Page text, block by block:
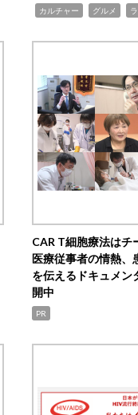
カルチャー グルメ
CAR T細胞療法は
医療従事者の情熱、
を伝えるドキュメン
開中
PR